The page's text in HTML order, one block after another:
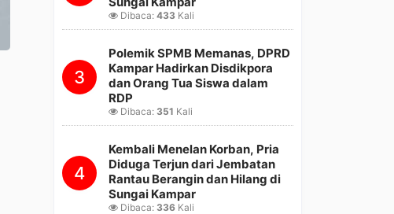
Dibaca:433 Kali
3
Polemik SPMB Memanas, DPRD
Kampar Hadirkan Disdikpora
dan Orang Tua Siswa dalam
RDP
Dibaca: 351 Kali
4
Kembali Menelan Korban, Pria
Diduga Terjun dari Jembatan
Rantau Berangin dan Hilang di
Sungai Kampar
Dibaca: 336 Kali